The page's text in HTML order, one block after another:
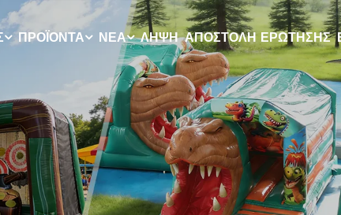
ΠΡΟΪΌΝΤΑ ΝΈΑ ΛΉΨΗ ΑΠΟΣΤΟΛΉ ΕΡΏΤΗΣΗΣ